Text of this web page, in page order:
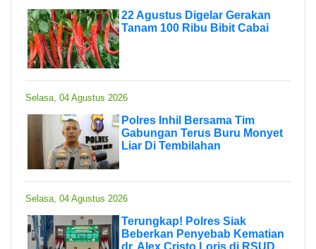
22 Agustus Digelar Gerakan
Tanam 100 Ribu Bibit Cabai
Selasa, 04 Agustus 2026
Polres Inhil Bersama Tim
Gabungan Terus Buru Monyet
Liar Di Tembilahan
Selasa, 04 Agustus 2026
Terungkap! Polres Siak
Beberkan Penyebab Kematian
dr. Alex Cristo Loris di RSUD